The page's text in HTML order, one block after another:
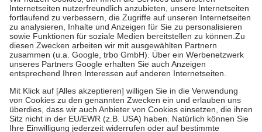
Kosten der Leistung zu entrichten.
Diese Regeln gelten grundsätzlich auch für Online-Apotheken.
Bei Heilmitteln und häuslicher Krankenpflege beträgt die
Zuzahlung zehn Prozent der Kosten sowie zehn Euro je
Verordnung.
Um das Engagement der Versicherten für ihre eigene Gesundheit zu
stärken und die besondere Stellung der Familie zu unterstützen,
fallenkeine Zuzahlungenan bei:
• Kindern und Jugendlichen bis zum vollendeten 18. Lebensjahr
mit Ausnahme der Fahrkosten
• Untersuchungen zur Vorsorge und Früherkennung, die von der